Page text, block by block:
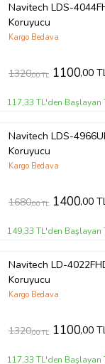
Navitech LDS-
Koruyucu
Kargo Bedava
1320,00 TL 1100,00
117,33 TL'den Başlayan
Navitech LDS-
Koruyucu
Kargo Bedava
1680,00 TL 1400,00
149,33 TL'den Başlayan
Navitech LD-
Koruyucu
Kargo Bedava
1320,00 TL 1100,00
117,33 TL'den Başlayan